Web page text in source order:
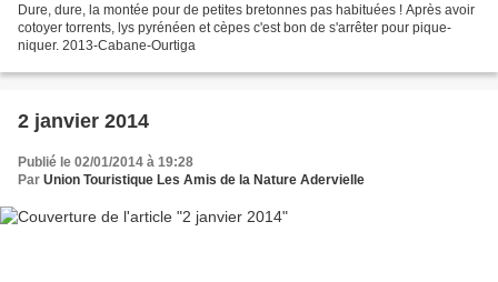
Dure, dure, la montée pour de petites bretonnes pas habituées ! Après avoir
cotoyer torrents, lys pyrénéen et cèpes c'est bon de s'arrêter pour pique-
niquer. 2013-Cabane-Ourtiga
2 janvier 2014
Publié le 02/01/2014 à 19:28
Par Union Touristique Les Amis de la Nature Adervielle